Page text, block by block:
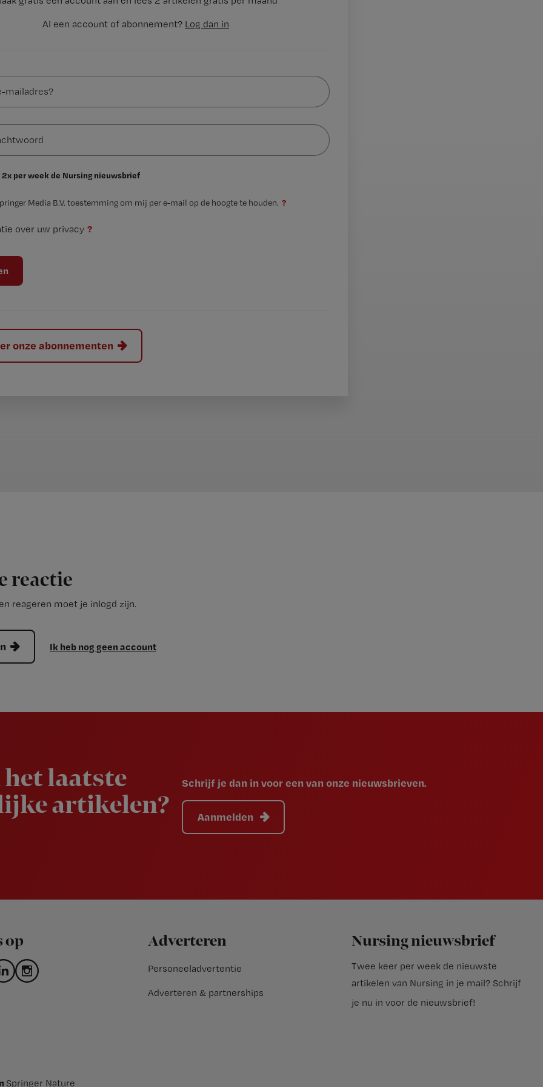
Al een account of abonnement? Log dan in
2x per week de Nursing nieuwsbrief
Media B.V. toestemming om mij per e-mail op de hoogte te houden. ?
over uw privacy ?
onze abonnementen
reactie
reageren moet je inlogd zijn.
Ik heb nog geen account
laatste
artikelen?
Schrijf je dan in voor een van onze nieuwsbrieven.
Aanmelden
op Adverteren
Personeeladvertentie
Adverteren & partnerships
Nursing nieuwsbrief
Twee keer per week de nieuwste
artikelen van Nursing in je mail? Schrijf
je nu in voor de nieuwsbrief!
Springer Nature